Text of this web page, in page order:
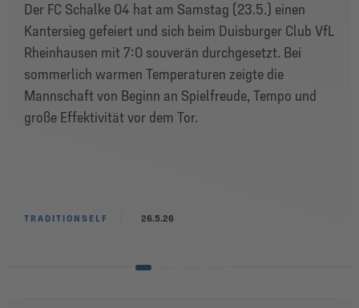
Der FC Schalke 04 hat am Samstag (23.5.) einen
Kantersieg gefeiert und sich beim Duisburger Club VfL
Rheinhausen mit 7:0 souverän durchgesetzt. Bei
sommerlich warmen Temperaturen zeigte die
Mannschaft von Beginn an Spielfreude, Tempo und
große Effektivität vor dem Tor.
TRADITIONSELF 26.5.26